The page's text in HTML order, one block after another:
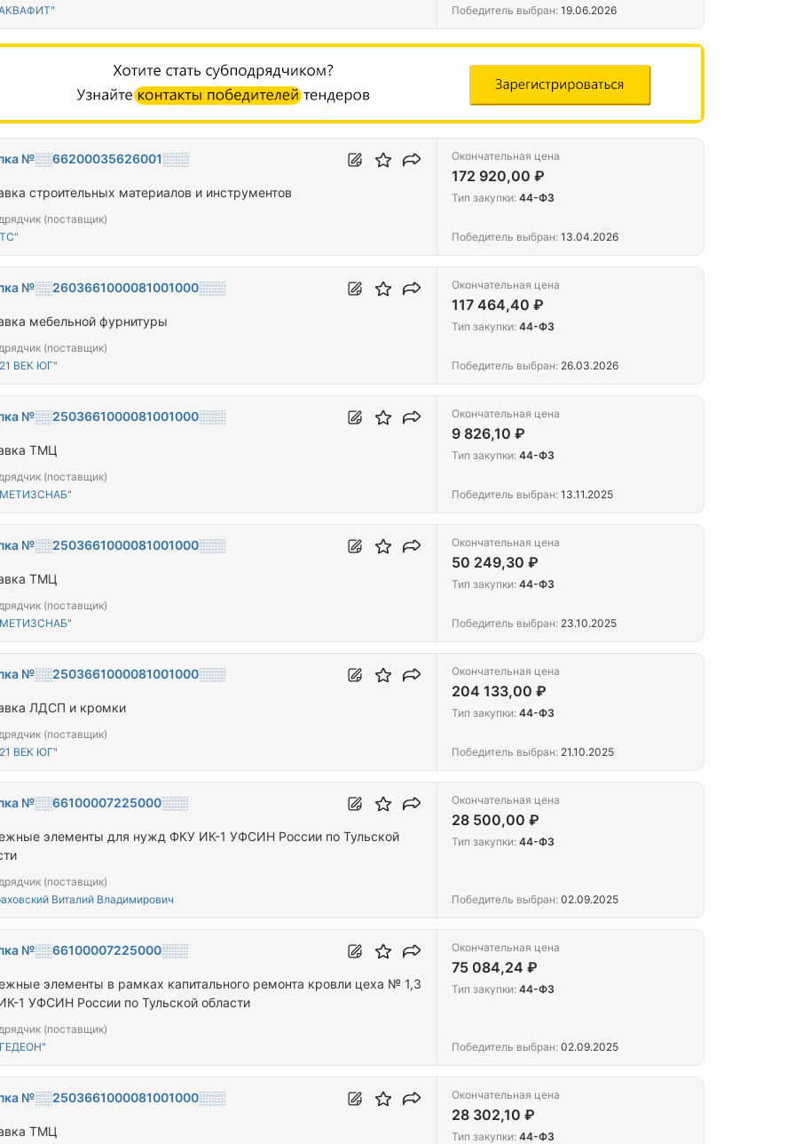
Победитель выбран: 19.06.2026
№░░66200035626001░░░
строительных материалов и инструментов
(поставщик)
Окончательная цена
172 920,00 ₽
Тип закупки: 44-ФЗ
Победитель выбран: 13.04.2026
№░░2603661000081001000░░░
мебельной фурнитуры
(поставщик)
ВЕК ЮГ"
Окончательная цена
117 464,40 ₽
Тип закупки: 44-ФЗ
Победитель выбран: 26.03.2026
№░░2503661000081001000░░░
ТМЦ
(поставщик)
Окончательная цена
9 826,10 ₽
Тип закупки: 44-ФЗ
Победитель выбран: 13.11.2025
№░░2503661000081001000░░░
ТМЦ
(поставщик)
Окончательная цена
50 249,30 ₽
Тип закупки: 44-ФЗ
Победитель выбран: 23.10.2025
№░░2503661000081001000░░░
ЛДСП и кромки
(поставщик)
ВЕК ЮГ"
Окончательная цена
204 133,00 ₽
Тип закупки: 44-ФЗ
Победитель выбран: 21.10.2025
№░░66100007225000░░░
элементы для нужд ФКУ ИК-1 УФСИН России по Тульской
(поставщик)
Виталий Владимирович
Окончательная цена
28 500,00 ₽
Тип закупки: 44-ФЗ
Победитель выбран: 02.09.2025
№░░66100007225000░░░
элементы в рамках капитального ремонта кровли цеха № 1,3
1 УФСИН России по Тульской области
(поставщик)
Окончательная цена
75 084,24 ₽
Тип закупки: 44-ФЗ
Победитель выбран: 02.09.2025
№░░2503661000081001000░░░
ТМЦ
Окончательная цена
28 302,10 ₽
Тип закупки: 44-ФЗ